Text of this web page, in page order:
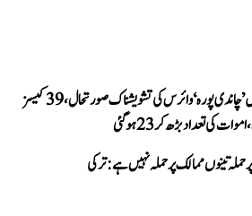
گجرات میں ’چاندی پورہ‘ وائرس کی تشویشناک صورتحال، 39 کیسز
کی تعداد بڑھ کر 23 ہوگئی
تینوں ممالک پر حملہ نہیں ہے: ترکی